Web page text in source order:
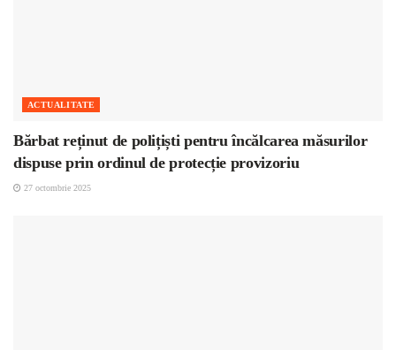
ACTUALITATE
Bărbat reținut de polițiști pentru încălcarea măsurilor
dispuse prin ordinul de protecție provizoriu
27 octombrie 2025